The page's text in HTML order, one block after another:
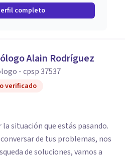
completo
Alain Rodríguez
- cpsp 37537
verificado
situación que estás pasando.
de tus problemas, nos
de soluciones, vamos a